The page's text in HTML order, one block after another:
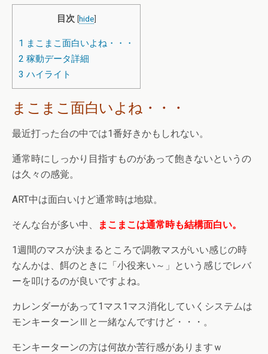
目次 [hide]
1 まこまこ面白いよね・・・
2 稼動データ詳細
3 ハイライト
まこまこ面白いよね・・・
最近打った台の中では1番好きかもしれない。
通常時にしっかり目指すものがあって飽きないというの
は久々の感覚。
ART中は面白いけど通常時は地獄。
そんな台が多い中、 まこまこは通常時も結構面白い。
1週間のマスが決まるところで調教マスがいい感じの時
なんかは、餌のときに「小役来い～」という感じでレバ
ーを叩けるのが良いですよね。
カレンダーがあって1マス1マス消化していくシステムは
モンキーターンⅢと一緒なんですけど・・・。
モンキーターンの方は何故か苦行感がありますｗ